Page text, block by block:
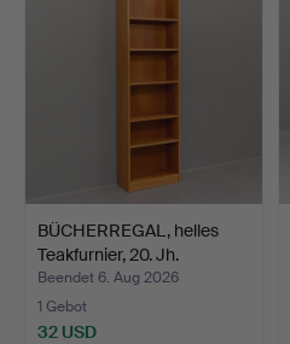
BÜCHERREGAL, helles
Teakfurnier, 20. Jh.
Beendet 6. Aug 2026
1 Gebot
32 USD